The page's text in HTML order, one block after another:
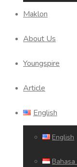
Maklon
About Us
Youngspire
Article
English
English
Bahasa